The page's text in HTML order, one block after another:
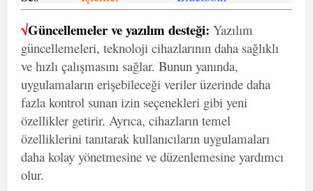
√Güncellemeler ve yazılım desteği: Yazılım
güncellemeleri, teknoloji cihazlarının daha sağlıklı
ve hızlı çalışmasını sağlar. Bunun yanında,
uygulamaların erişebileceği veriler üzerinde daha
fazla kontrol sunan izin seçenekleri gibi yeni
özellikler getirir. Ayrıca, cihazların temel
özelliklerini tanıtarak kullanıcıların uygulamaları
daha kolay yönetmesine ve düzenlemesine yardımcı
olur.